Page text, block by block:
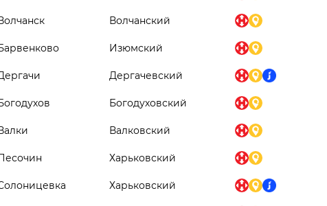
Волчанский
Изюмский
Дергачевский
Богодуховский
Валковский
Харьковский
Харьковский